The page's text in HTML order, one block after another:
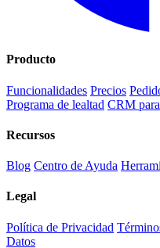
Producto
Funcionalidades Precios
Programa de lealtad CRM
Recursos
Blog Centro de Ayuda
Legal
Política de Privacidad
Datos